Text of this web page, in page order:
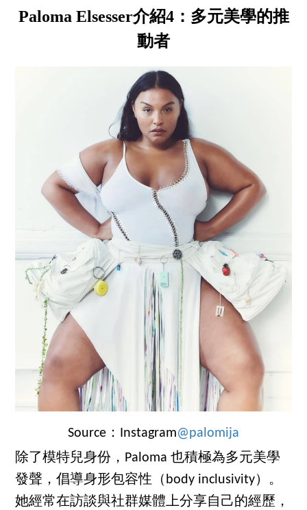
Paloma Elsesser介紹4：多元美學的推
動者
Source：Instagram@palomija
除了模特兒身份，Paloma 也積極為多元美學
發聲，倡導身形包容性（body inclusivity）。
她經常在訪談與社群媒體上分享自己的經歷，